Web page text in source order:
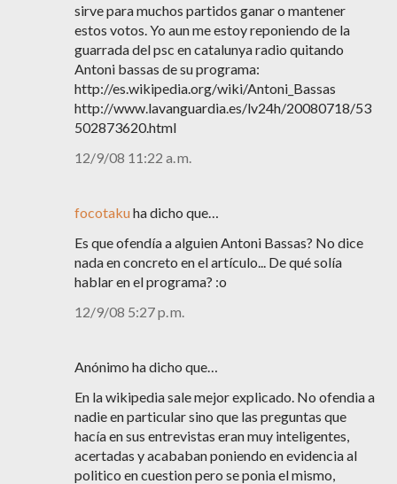
sirve para muchos partidos ganar o mantener
estos votos. Yo aun me estoy reponiendo de la
guarrada del psc en catalunya radio quitando
Antoni bassas de su programa:
http://es.wikipedia.org/wiki/Antoni_Bassas
http://www.lavanguardia.es/lv24h/20080718/53
502873620.html
12/9/08 11:22 a. m.
focotakuha dicho que…
Es que ofendía a alguien Antoni Bassas? No dice
nada en concreto en el artículo... De qué solía
hablar en el programa? :o
12/9/08 5:27 p. m.
Anónimo ha dicho que…
En la wikipedia sale mejor explicado. No ofendia a
nadie en particular sino que las preguntas que
hacía en sus entrevistas eran muy inteligentes,
acertadas y acababan poniendo en evidencia al
politico en cuestion pero se ponia el mismo,